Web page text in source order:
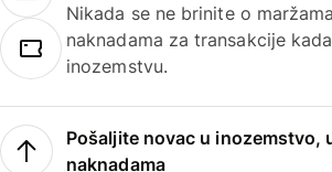
Nikada se ne brinite o
naknadama za transakcije
inozemstvu.
Pošaljite novac u inozemstvo,
naknadama